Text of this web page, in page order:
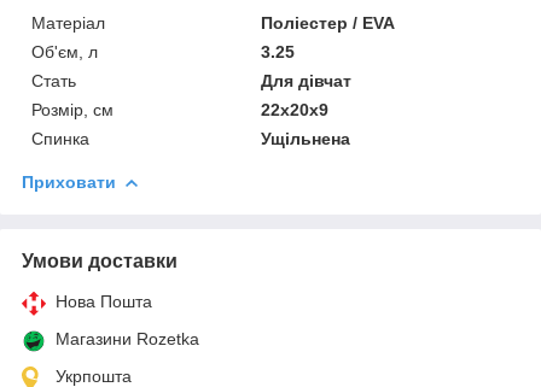
Матеріал
Поліестер / EVA
Об'єм, л
3.25
Стать
Для дівчат
Розмір, см
22x20x9
Спинка
Ущільнена
Приховати
Умови доставки
Нова Пошта
Магазини Rozetka
Укрпошта